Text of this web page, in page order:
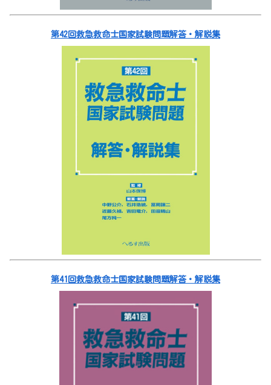
第42回救急救命士国家試験問題解答・解説集
第41回救急救命士国家試験問題解答・解説集